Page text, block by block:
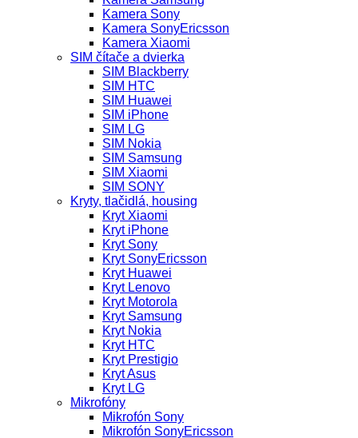
Kamera Sony
Kamera SonyEricsson
Kamera Xiaomi
SIM čítače a dvierka
SIM Blackberry
SIM HTC
SIM Huawei
SIM iPhone
SIM LG
SIM Nokia
SIM Samsung
SIM Xiaomi
SIM SONY
Kryty, tlačidlá, housing
Kryt Xiaomi
Kryt iPhone
Kryt Sony
Kryt SonyEricsson
Kryt Huawei
Kryt Lenovo
Kryt Motorola
Kryt Samsung
Kryt Nokia
Kryt HTC
Kryt Prestigio
Kryt Asus
Kryt LG
Mikrofóny
Mikrofón Sony
Mikrofón SonyEricsson